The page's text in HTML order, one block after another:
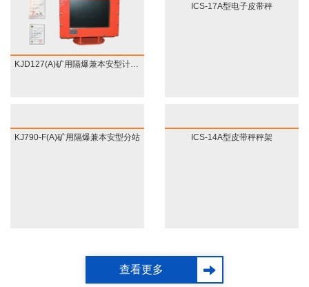
KJD127(A)矿用隔爆兼本安型计算机
ICS-17A型电子皮带秤
KJ790-F(A)矿用隔爆兼本安型分站 ICS-14A型皮带秤秤架
查看更多